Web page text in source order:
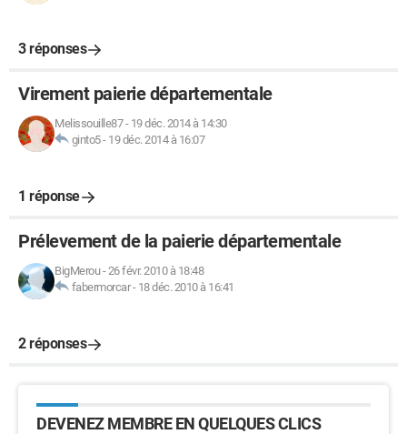
3 réponses
Virement paierie départementale
Melissouille87- 19 déc. 2014 à 14:30
ginto5- 19 déc. 2014 à 16:07
1 réponse
Prélevement de la paierie départementale
BigMerou-26 févr. 2010 à 18:48
fabermorcar- 18 déc. 2010 à 16:41
2 réponses
DEVENEZ MEMBRE EN QUELQUES CLICS